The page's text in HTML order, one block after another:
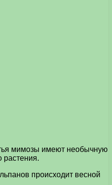
мимозы имеют необычную
происходит весной